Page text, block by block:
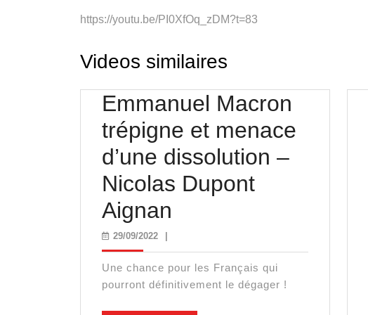
https://youtu.be/PI0XfOq_zDM?t=83
Videos similaires
Emmanuel Macron
trépigne et menace
d’une dissolution –
Nicolas Dupont
Aignan
trépigne
et
29/09/202229/09/2022
Une chance pour les Français qui
pourront définitivement le dégager !